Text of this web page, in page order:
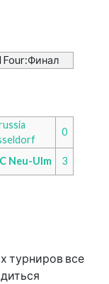
Four:Финал
0
Neu-Ulm 3
турниров все